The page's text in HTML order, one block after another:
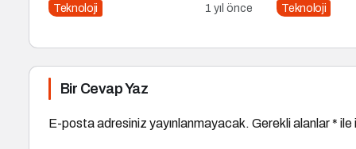
Teknoloji 1 yıl önce
Yükselişte
Teknoloji
Bir Cevap Yaz
E-posta adresiniz yayınlanmayacak. Gerekli alanlar* ile